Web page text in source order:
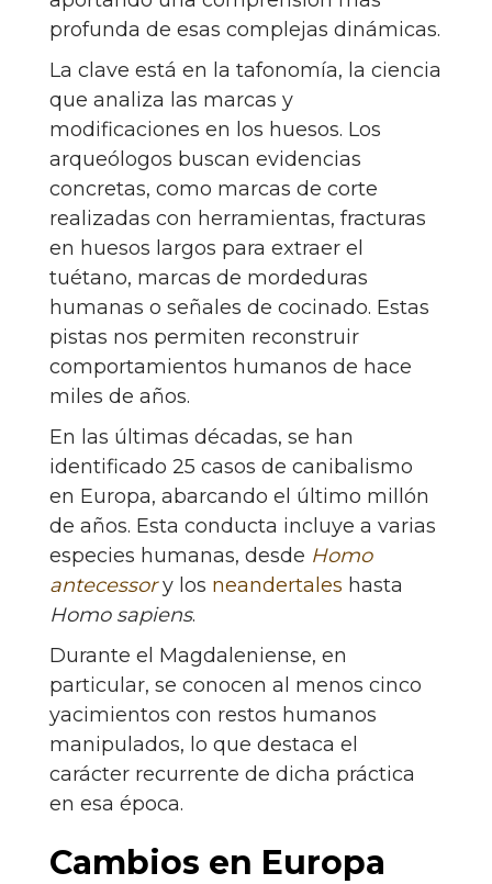
profunda de esas complejas dinámicas.
La clave está en la tafonomía, la ciencia
que analiza las marcas y
modificaciones en los huesos. Los
arqueólogos buscan evidencias
concretas, como marcas de corte
realizadas con herramientas, fracturas
en huesos largos para extraer el
tuétano, marcas de mordeduras
humanas o señales de cocinado. Estas
pistas nos permiten reconstruir
comportamientos humanos de hace
miles de años.
En las últimas décadas, se han
identificado 25 casos de canibalismo
en Europa, abarcando el último millón
de años. Esta conducta incluye a varias
especies humanas, desde Homo
antecessory los neandertales hasta
Homo sapiens.
Durante el Magdaleniense, en
particular, se conocen al menos cinco
yacimientos con restos humanos
manipulados, lo que destaca el
carácter recurrente de dicha práctica
en esa época.
Cambios en Europa